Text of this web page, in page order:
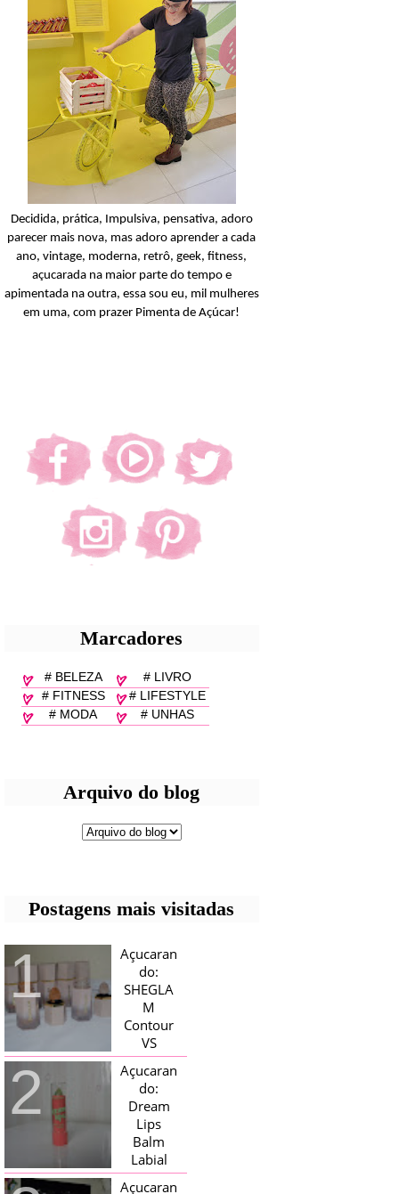
Decidida, prática, Impulsiva, pensativa, adoro
parecer mais nova, mas adoro aprender a cada
ano, vintage, moderna, retrô, geek, fitness,
açucarada na maior parte do tempo e
apimentada na outra, essa sou eu, mil mulheres
em uma, com prazer Pimenta de Açúcar!
Marcadores
# BELEZA
# LIVRO
# FITNESS
# LIFESTYLE
# MODA
# UNHAS
Arquivo do blog
Postagens mais visitadas
Açucaran
do:
SHEGLA
M
Contour
VS
Bronzer!
HELLO AÇUCARADAS, E NESTE
MÊS CHEGOU AQUI EM CASA UMA
CAIXA RECHEADA DE SHEGLAM,
TINHA BLUSH, ILUMINADORES E
TODOS OS BRONZER E
CONTORNOS ...
Açucaran
do:
Dream
Lips
Balm
Labial
Magico
Açucaran